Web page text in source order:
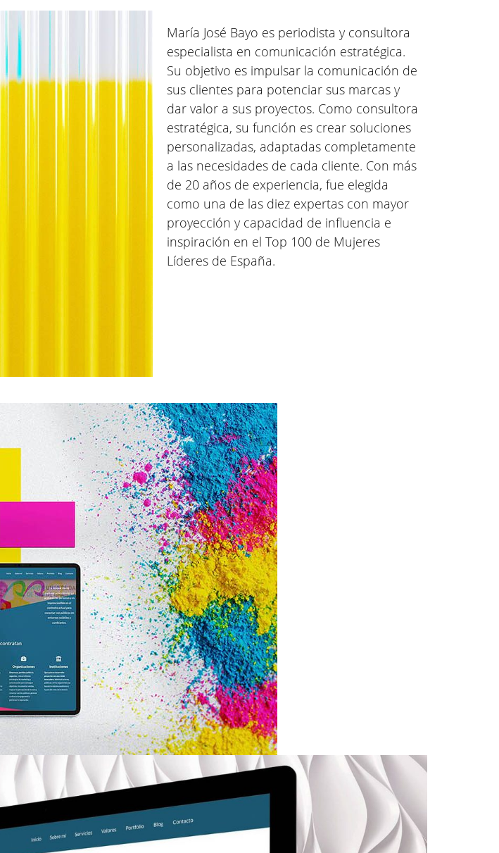
María José Bayo es periodista y consultora
especialista en comunicación estratégica.
Su objetivo es impulsar la comunicación de
sus clientes para potenciar sus marcas y
dar valor a sus proyectos. Como consultora
estratégica, su función es crear soluciones
personalizadas, adaptadas completamente
a las necesidades de cada cliente. Con más
de 20 años de experiencia, fue elegida
como una de las diez expertas con mayor
proyección y capacidad de influencia e
inspiración en el Top 100 de Mujeres
Líderes de España.